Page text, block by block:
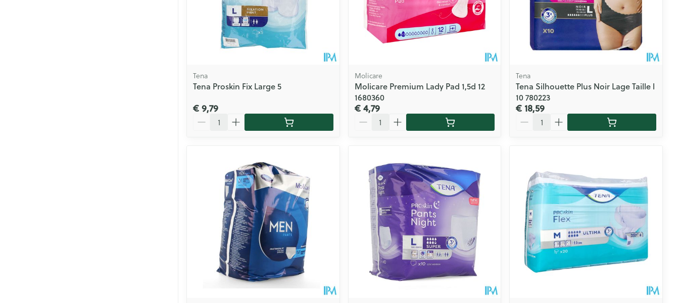
Tena
Tena Proskin Fix Large 5
€ 9,79
Molicare
Molicare Premium Lady Pad 1,5d 12
1680360
€ 4,79
Tena
Tena Silhouette Plus Noir Lage Taille l
10 780223
€ 18,59